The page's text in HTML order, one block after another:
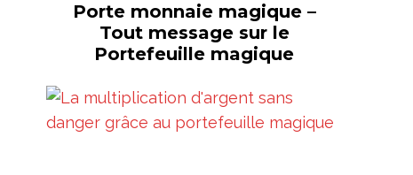
Porte monnaie magique –
Tout message sur le
Portefeuille magique